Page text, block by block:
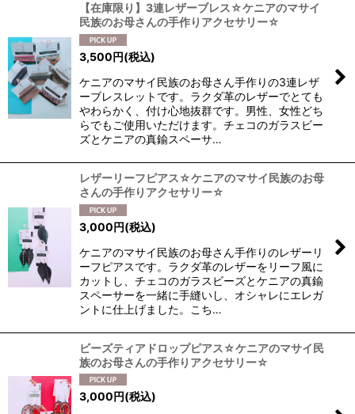
【在庫限り】3連レザーブレス☆ケニアのマサイ
民族のお母さんの手作りアクセサリー☆
3,500円(税込)
ケニアのマサイ民族のお母さん手作りの3連レザ
ーブレスレットです。ラクダ革のレザーでとても
やわらかく、付け心地抜群です。男性、女性どち
らでもご使用いただけます。チェコのガラスビー
ズとケニアの真鍮スペーサ…
レザーリーフピアス☆ケニアのマサイ民族のお母
さんの手作りアクセサリー☆
3,000円(税込)
ケニアのマサイ民族のお母さん手作りのレザーリ
ーフピアスです。ラクダ革のレザーをリーフ風に
カットし、チェコのガラスビーズとケニアの真鍮
スペーサーを一緒に手縫いし、オシャレにエレガ
ントに仕上げました。こち…
ビーズティアドロップピアス☆ケニアのマサイ民
族のお母さんの手作りアクセサリー☆
3,000円(税込)